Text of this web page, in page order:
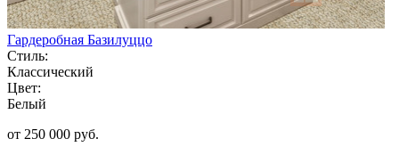
Гардеробная Базилуццо
Стиль:
Классический
Цвет:
Белый
от 250 000 руб.